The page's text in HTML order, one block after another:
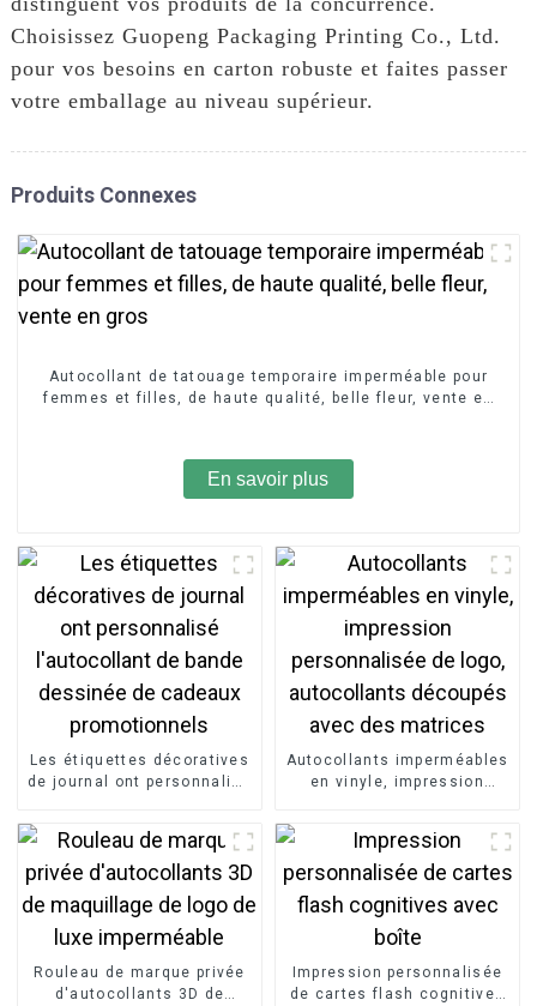
Choisissez Guopeng Packaging Printing Co., Ltd.
pour vos besoins en carton robuste et faites passer
votre emballage au niveau supérieur.
Produits Connexes
Autocollant de tatouage temporaire imperméable pour
femmes et filles, de haute qualité, belle fleur, vente en
En savoir plus
Les étiquettes décoratives
de journal ont personnalisé
promotionnels
Autocollants imperméables
en vinyle, impression
avec des matrices
Rouleau de marque privée
d'autocollants 3D de
Impression personnalisée
de cartes flash cognitives